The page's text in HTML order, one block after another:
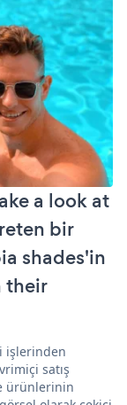
a look at
bir
shades'in
their
işlerinden
satış
ürünlerinin